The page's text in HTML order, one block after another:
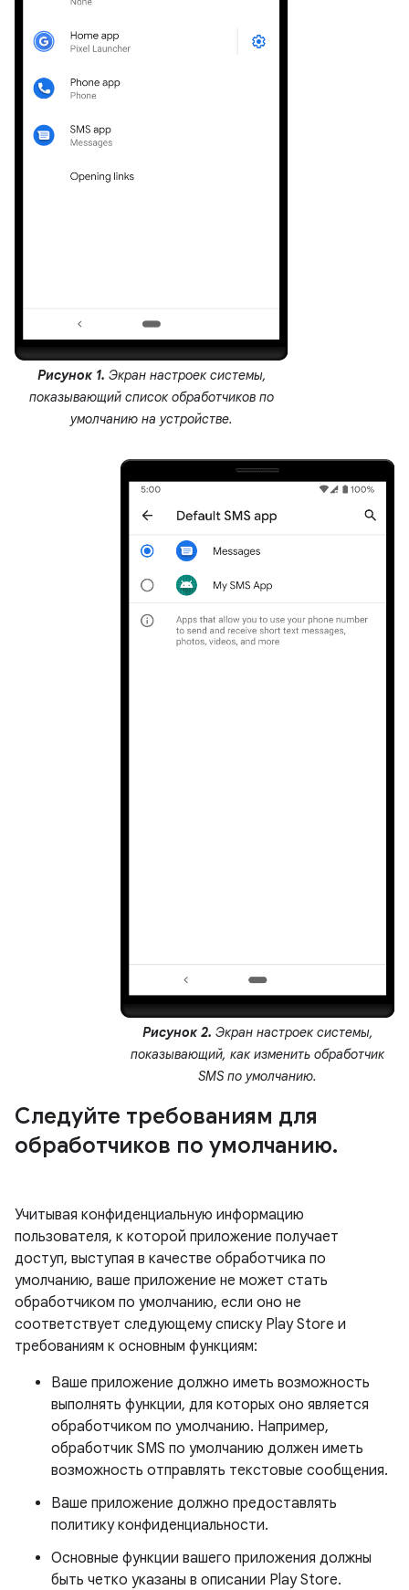
Рисунок 1. Экран настроек системы,
показывающий список обработчиков по
умолчанию на устройстве.
Рисунок 2. Экран настроек системы,
показывающий, как изменить обработчик
SMS по умолчанию.
Следуйте требованиям для
обработчиков по умолчанию.
Учитывая конфиденциальную информацию
пользователя, к которой приложение получает
доступ, выступая в качестве обработчика по
умолчанию, ваше приложение не может стать
обработчиком по умолчанию, если оно не
соответствует следующему списку Play Store и
требованиям к основным функциям:
Ваше приложение должно иметь возможность
выполнять функции, для которых оно является
обработчиком по умолчанию. Например,
обработчик SMS по умолчанию должен иметь
возможность отправлять текстовые сообщения.
Ваше приложение должно предоставлять
политику конфиденциальности.
Основные функции вашего приложения должны
быть четко указаны в описании Play Store.